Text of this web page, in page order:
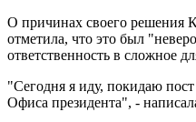
О причинах своего решения
отметила, что это был
ответственность в сложное
"Сегодня я иду, покидаю пост
Офиса президента", -